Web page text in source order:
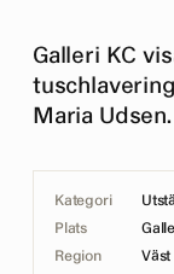
Galleri KC
Maria Udsen.
Kategori
Plats
Region
Väst